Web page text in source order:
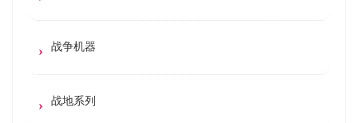
战争机器
战地系列